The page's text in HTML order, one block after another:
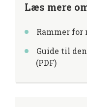
Læs mere
Rammer for
Guide til
(PDF)